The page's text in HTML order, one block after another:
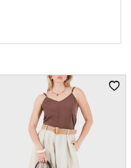
cm / Bel : 60 cm / Basen : 89 cm /